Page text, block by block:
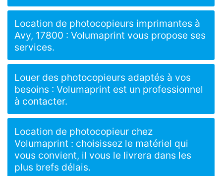
Location de photocopieurs imprimantes à
Avy, 17800 : Volumaprint vous propose ses
services.
Louer des photocopieurs adaptés à vos
besoins : Volumaprint est un professionnel
à contacter.
Location de photocopieur chez
Volumaprint : choisissez le matériel qui
vous convient, il vous le livrera dans les
plus brefs délais.